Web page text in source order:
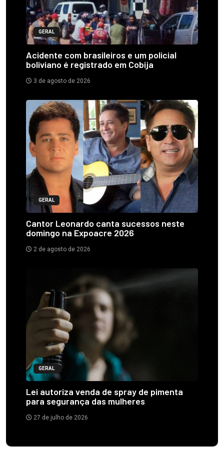
GERAL
Acidente com brasileiros e um policial
boliviano é registrado em Cobija
3 de agosto de 2026
GERAL
Cantor Leonardo canta sucessos neste
domingo na Expoacre 2026
2 de agosto de 2026
GERAL
Lei autoriza venda de spray de pimenta
para segurança das mulheres
27 de julho de 2026